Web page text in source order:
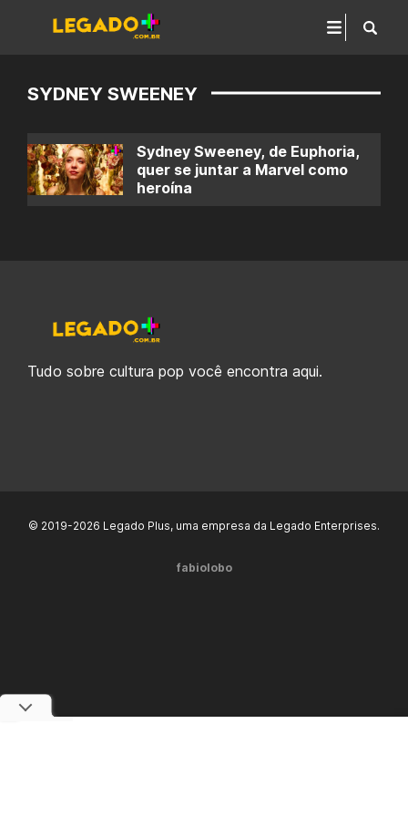
SYDNEY SWEENEY
Sydney Sweeney, de Euphoria,
quer se juntar a Marvel como
heroína
Tudo sobre cultura pop você encontra aqui.
© 2019-2026 Legado Plus, uma empresa da Legado Enterprises.
fabiolobo